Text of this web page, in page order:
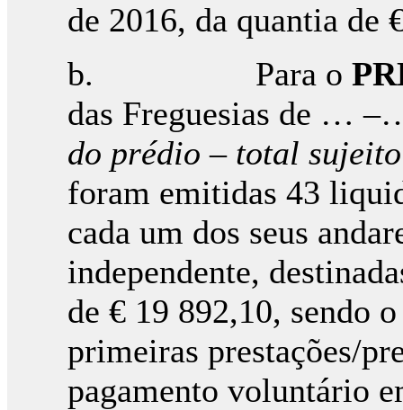
de 2016, da quantia de
b. Para o
das Freguesias de …
do prédio – total
foram emitidas 43
cada um dos seus
independente,
de € 19 892,10, sendo
primeiras prestações/
pagamento voluntário